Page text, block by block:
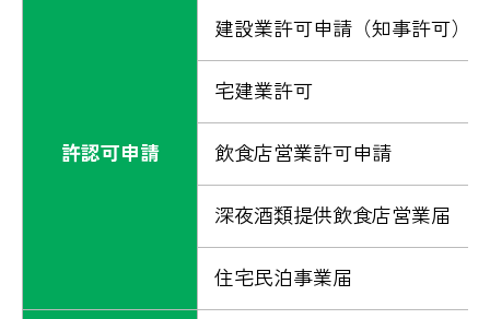
許認可申請
建設業許可申請（知事許可）
宅建業許可
飲食店営業許可申請
深夜酒類提供飲食店営業届
住宅民泊事業届